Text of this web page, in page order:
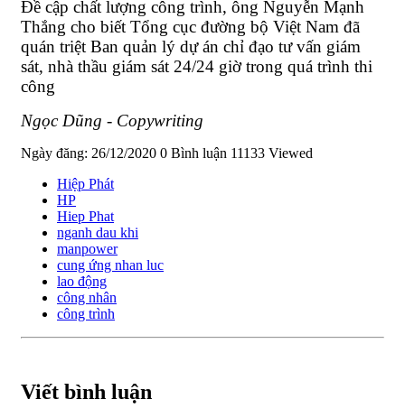
Đề cập chất lượng công trình, ông Nguyễn Mạnh
Thắng cho biết Tổng cục đường bộ Việt Nam đã
quán triệt Ban quản lý dự án chỉ đạo tư vấn giám
sát, nhà thầu giám sát 24/24 giờ trong quá trình thi
công
Ngọc Dũng - Copywriting
Ngày đăng: 26/12/2020 0 Bình luận 11133 Viewed
Hiệp Phát
HP
Hiep Phat
nganh dau khi
manpower
cung ứng nhan luc
lao động
công nhân
công trình
Viết bình luận